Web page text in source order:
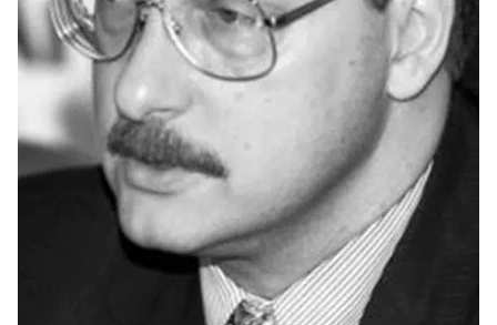
ÖVRIGA FORMAT
KONTAKT
PRESSKONTAKT
PEER REVIEW-PROCESSEN